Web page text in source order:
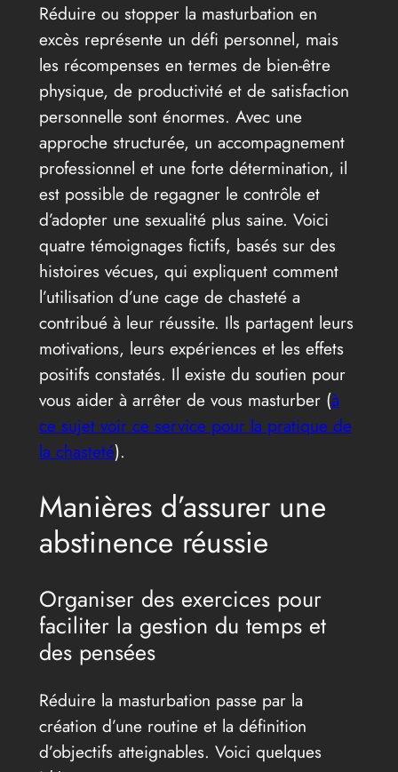
Réduire ou stopper la masturbation en
excès représente un défi personnel, mais
les récompenses en termes de bien-être
physique, de productivité et de satisfaction
personnelle sont énormes. Avec une
approche structurée, un accompagnement
professionnel et une forte détermination, il
est possible de regagner le contrôle et
d’adopter une sexualité plus saine. Voici
quatre témoignages fictifs, basés sur des
histoires vécues, qui expliquent comment
l’utilisation d’une cage de chasteté a
contribué à leur réussite. Ils partagent leurs
motivations, leurs expériences et les effets
positifs constatés. Il existe du soutien pour
vous aider à arrêter de vous masturber (à
ce sujet voir ce service pour la pratique de
la chasteté).
Manières d’assurer une
abstinence réussie
Organiser des exercices pour
faciliter la gestion du temps et
des pensées
Réduire la masturbation passe par la
création d’une routine et la définition
d’objectifs atteignables. Voici quelques